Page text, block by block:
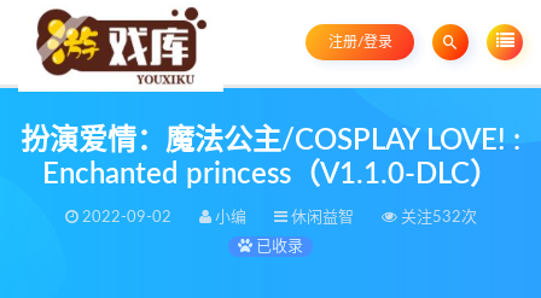
注册/登录
扮演爱情：魔法公主/COSPLAY LOVE! :
Enchanted princess（V1.1.0-DLC）
2022-09-02 小编 休闲益智
关注532次
已收录